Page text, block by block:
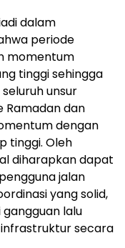
dalam
periode
momentum
tinggi sehingga
unsur
Ramadan dan
dengan
tinggi. Oleh
diharapkan dapat
jalan
yang solid,
lalu
secara